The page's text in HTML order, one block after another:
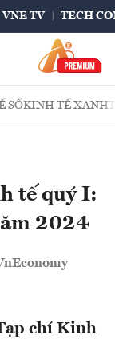
VNE TV TECH
SỐKINH TẾ XANH
tế quý I:
2024
chí Kinh